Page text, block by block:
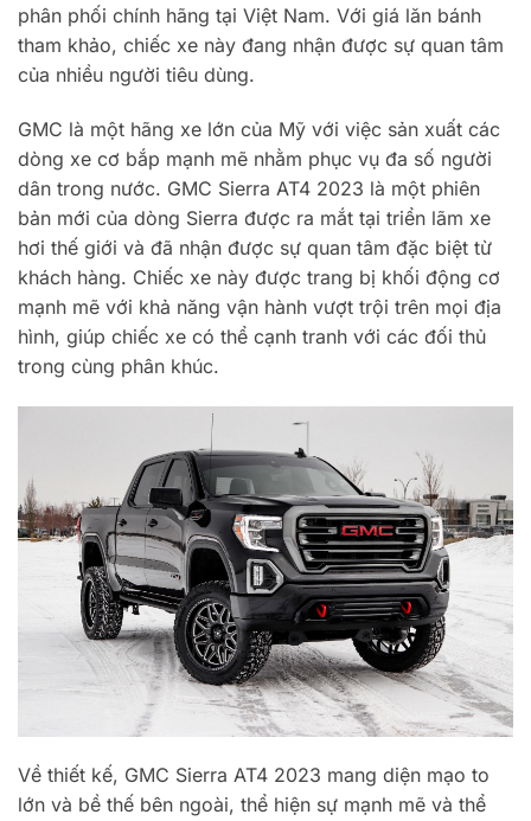
phân phối chính hãng tại Việt Nam. Với giá lăn bánh
tham khảo, chiếc xe này đang nhận được sự quan tâm
của nhiều người tiêu dùng.
GMC là một hãng xe lớn của Mỹ với việc sản xuất các
dòng xe cơ bắp mạnh mẽ nhằm phục vụ đa số người
dân trong nước. GMC Sierra AT4 2023 là một phiên
bản mới của dòng Sierra được ra mắt tại triển lãm xe
hơi thế giới và đã nhận được sự quan tâm đặc biệt từ
khách hàng. Chiếc xe này được trang bị khối động cơ
mạnh mẽ với khả năng vận hành vượt trội trên mọi địa
hình, giúp chiếc xe có thể cạnh tranh với các đối thủ
trong cùng phân khúc.
Về thiết kế, GMC Sierra AT4 2023 mang diện mạo to
lớn và bề thế bên ngoài, thể hiện sự mạnh mẽ và thể